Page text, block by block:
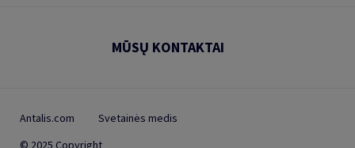
MŪSŲ KONTAKTAI
Antalis.com
Svetainės medis
© 2025 Copyright